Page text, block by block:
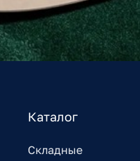
Каталог
Складные